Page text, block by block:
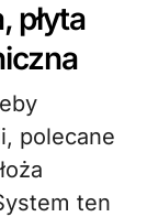
płyta
polecane
ten